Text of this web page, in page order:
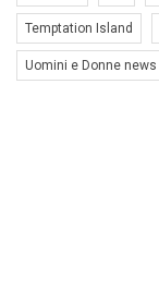
Temptation Island
Uomini e Donne news